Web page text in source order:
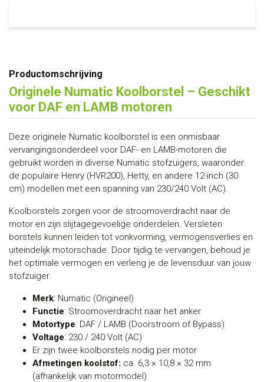
Productomschrijving
Originele Numatic Koolborstel – Geschikt
voor DAF en LAMB motoren
Deze originele Numatic koolborstel is een onmisbaar
vervangingsonderdeel voor DAF- en LAMB-motoren die
gebruikt worden in diverse Numatic stofzuigers, waaronder
de populaire Henry (HVR200), Hetty, en andere 12-inch (30
cm) modellen met een spanning van 230/240 Volt (AC).
Koolborstels zorgen voor de stroomoverdracht naar de
motor en zijn slijtagegevoelige onderdelen. Versleten
borstels kunnen leiden tot vonkvorming, vermogensverlies en
uiteindelijk motorschade. Door tijdig te vervangen, behoud je
het optimale vermogen en verleng je de levensduur van jouw
stofzuiger.
Merk: Numatic (Origineel)
Functie: Stroomoverdracht naar het anker
Motortype: DAF / LAMB (Doorstroom of Bypass)
Voltage: 230 / 240 Volt (AC)
Er zijn twee koolborstels nodig per motor
Afmetingen koolstof: ca. 6,3 × 10,8 × 32 mm
(afhankelijk van motormodel)